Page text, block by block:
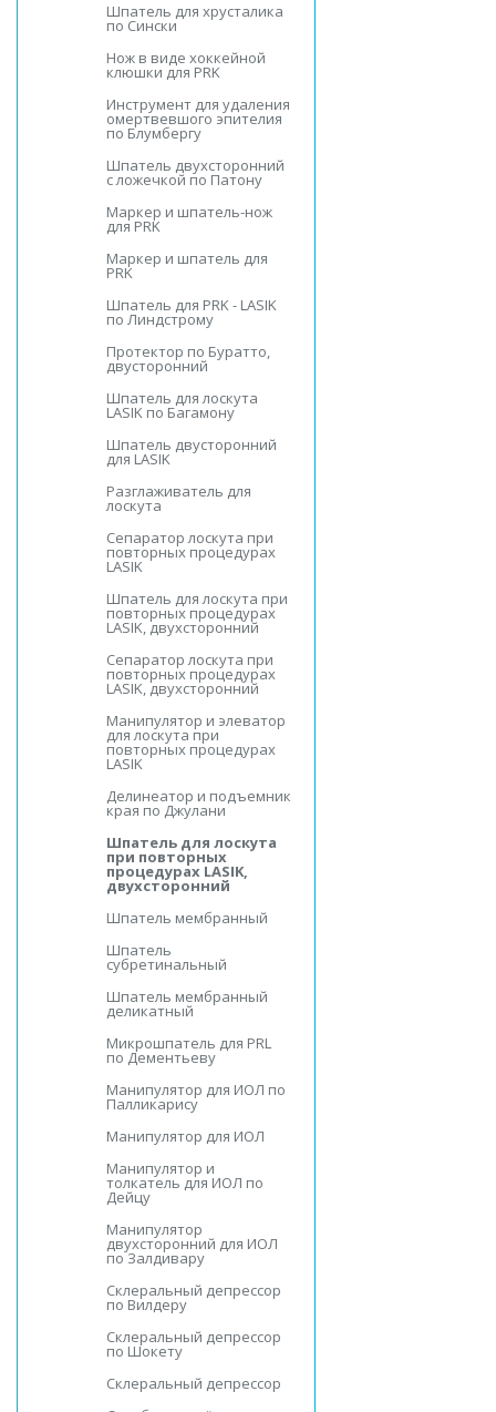
Шпатель для хрусталика
по Сински
Нож в виде хоккейной
клюшки для PRK
Инструмент для удаления
омертвевшого эпителия
по Блумбергу
Шпатель двухсторонний
с ложечкой по Патону
Маркер и шпатель-нож
для PRK
Маркер и шпатель для
PRK
Шпатель для PRK - LASIK
по Линдстрому
Протектор по Буратто,
двусторонний
Шпатель для лоскута
LASIK по Багамону
Шпатель двусторонний
для LASIK
Разглаживатель для
лоскута
Сепаратор лоскута при
повторных процедурах
LASIK
Шпатель для лоскута при
повторных процедурах
LASIK, двухсторонний
Сепаратор лоскута при
повторных процедурах
LASIK, двухсторонний
Манипулятор и элеватор
для лоскута при
повторных процедурах
LASIK
Делинеатор и подъемник
края по Джулани
Шпатель для лоскута
при повторных
процедурах LASIK,
двухсторонний
Шпатель мембранный
Шпатель
субретинальный
Шпатель мембранный
деликатный
Микрошпатель для PRL
по Дементьеву
Манипулятор для ИOЛ по
Палликарису
Манипулятор для ИOЛ
Манипулятор и
толкатель для ИOЛ по
Дейцу
Манипулятор
двухсторонний для ИOЛ
по Залдивару
Склеральный депрессор
по Вилдеру
Склеральный депрессор
по Шокету
Склеральный депрессор